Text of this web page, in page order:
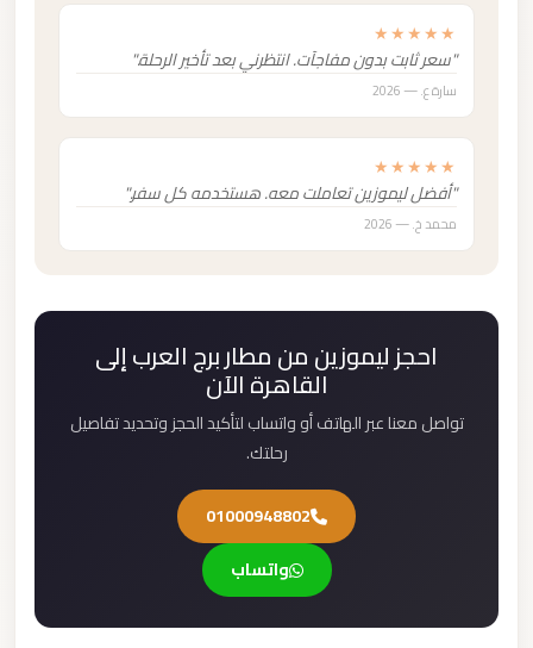
★★★★★
"سعر ثابت بدون مفاجآت. انتظرني بعد تأخير الرحلة."
سارة ع. — 2026
★★★★★
"أفضل ليموزين تعاملت معه. هستخدمه كل سفر."
محمد خ. — 2026
احجز ليموزين من مطار برج العرب إلى
القاهرة الآن
تواصل معنا عبر الهاتف أو واتساب لتأكيد الحجز وتحديد تفاصيل
رحلتك.
01000948802
واتساب